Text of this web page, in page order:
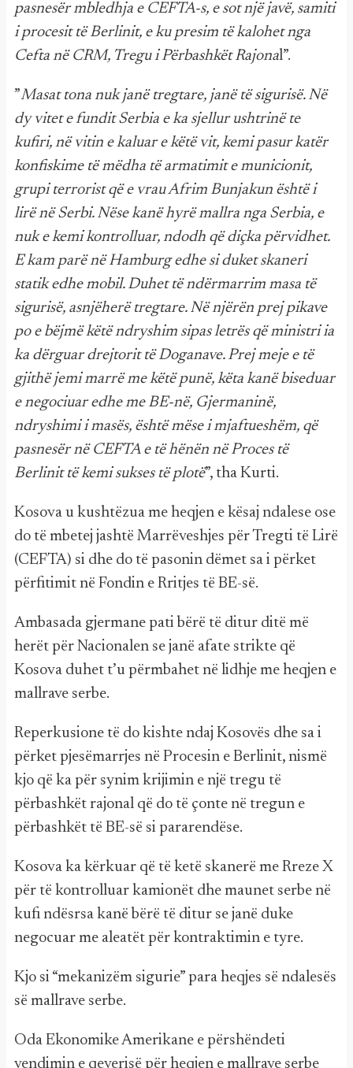
pasnesër mbledhja e CEFTA-s, e sot një javë, samiti
i procesit të Berlinit, e ku presim të kalohet nga
Cefta në CRM, Tregu i Përbashkët Rajonal”.
”Masat tona nuk janë tregtare, janë të sigurisë. Në
dy vitet e fundit Serbia e ka sjellur ushtrinë te
kufiri, në vitin e kaluar e këtë vit, kemi pasur katër
konfiskime të mëdha të armatimit e municionit,
grupi terrorist që e vrau Afrim Bunjakun është i
lirë në Serbi. Nëse kanë hyrë mallra nga Serbia, e
nuk e kemi kontrolluar, ndodh që diçka përvidhet.
E kam parë në Hamburg edhe si duket skaneri
statik edhe mobil. Duhet të ndërmarrim masa të
sigurisë, asnjëherë tregtare. Në njërën prej pikave
po e bëjmë këtë ndryshim sipas letrës që ministri ia
ka dërguar drejtorit të Doganave. Prej meje e të
gjithë jemi marrë me këtë punë, këta kanë biseduar
e negociuar edhe me BE-në, Gjermaninë,
ndryshimi i masës, është mëse i mjaftueshëm, që
pasnesër në CEFTA e të hënën në Proces të
Berlinit të kemi sukses të plotë”, tha Kurti.
Kosova u kushtëzua me heqjen e kësaj ndalese ose
do të mbetej jashtë Marrëveshjes për Tregti të Lirë
(CEFTA) si dhe do të pasonin dëmet sa i përket
përfitimit në Fondin e Rritjes të BE-së.
Ambasada gjermane pati bërë të ditur ditë më
herët për Nacionalen se janë afate strikte që
Kosova duhet t’u përmbahet në lidhje me heqjen e
mallrave serbe.
Reperkusione të do kishte ndaj Kosovës dhe sa i
përket pjesëmarrjes në Procesin e Berlinit, nismë
kjo që ka për synim krijimin e një tregu të
përbashkët rajonal që do të çonte në tregun e
përbashkët të BE-së si pararendëse.
Kosova ka kërkuar që të ketë skanerë me Rreze X
për të kontrolluar kamionët dhe maunet serbe në
kufi ndësrsa kanë bërë të ditur se janë duke
negocuar me aleatët për kontraktimin e tyre.
Kjo si “mekanizëm sigurie” para heqjes së ndalesës
së mallrave serbe.
Oda Ekonomike Amerikane e përshëndeti
vendimin e qeverisë për heqjen e mallrave serbe